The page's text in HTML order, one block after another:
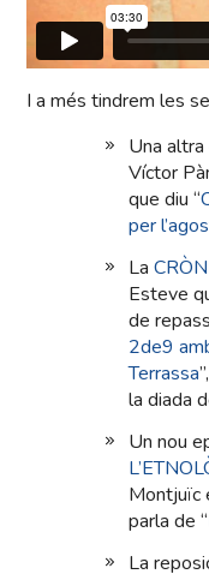
I a més tindrem les
Una
Víctor
que diu “
per
La
Esteve
de
2de9
Terrassa
la diada
Un nou
Montjuïc
parla de “
La